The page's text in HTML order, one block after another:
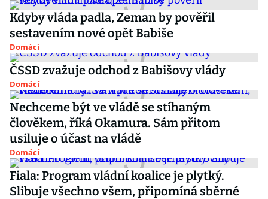
Kdyby vláda padla, Zeman by pověřil
sestavením nové opět Babiše
Domácí
ČSSD zvažuje odchod z Babišovy vlády
Domácí
Nechceme být ve vládě se stíhaným
člověkem, říká Okamura. Sám přitom
usiluje o účast na vládě
Domácí
Fiala: Program vládní koalice je plytký.
Slibuje všechno všem, připomíná sběrné